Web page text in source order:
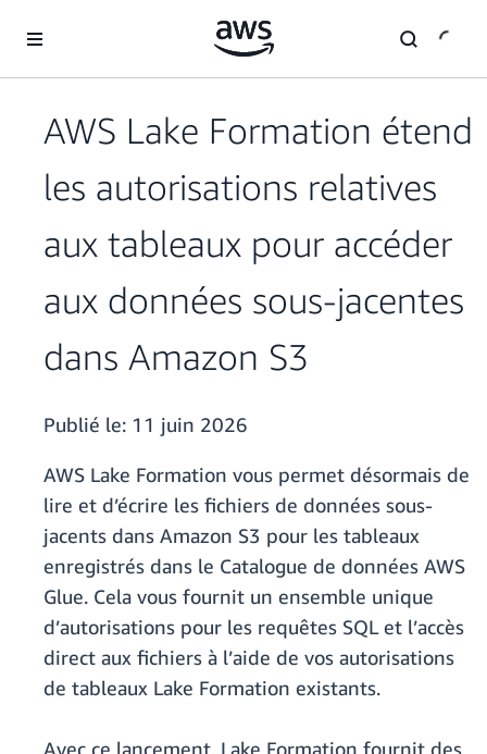
AWS Lake Formation étend
les autorisations relatives
aux tableaux pour accéder
aux données sous-jacentes
dans Amazon S3
Publié le: 11 juin 2026
AWS Lake Formation vous permet désormais de
lire et d’écrire les fichiers de données sous-
jacents dans Amazon S3 pour les tableaux
enregistrés dans le Catalogue de données AWS
Glue. Cela vous fournit un ensemble unique
d’autorisations pour les requêtes SQL et l’accès
direct aux fichiers à l’aide de vos autorisations
de tableaux Lake Formation existants.
Avec ce lancement, Lake Formation fournit des